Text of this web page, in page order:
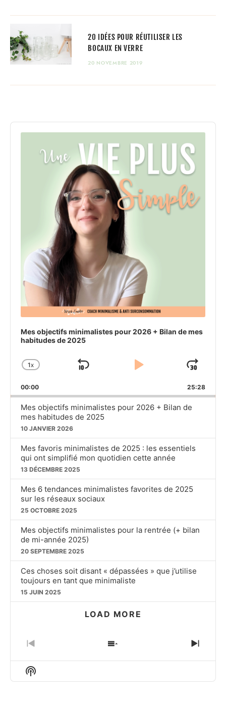
20 IDÉES POUR RÉUTILISER LES
BOCAUX EN VERRE
20 NOVEMBRE 2019
Audio
Player
Mes objectifs minimalistes pour 2026 + Bilan de mes
habitudes de 2025
CHANGE
RATE
1X
SKIP
PLAY
PAUSE
00:00 25:28
Mes objectifs minimalistes pour 2026 + Bilan de
mes habitudes de 2025
10 JANVIER 2026
Mes favoris minimalistes de 2025 : les essentiels
qui ont simplifié mon quotidien cette année
13 DÉCEMBRE 2025
Mes 6 tendances minimalistes favorites de 2025
sur les réseaux sociaux
25 OCTOBRE 2025
Mes objectifs minimalistes pour la rentrée (+ bilan
de mi-année 2025)
20 SEPTEMBRE 2025
Ces choses soit disant « dépassées » que j’utilise
toujours en tant que minimaliste
15 JUIN 2025
LOAD MORE
PREVIOUS
EPISODE
SHOW
EPISODES
NEXT
Show
Podcast